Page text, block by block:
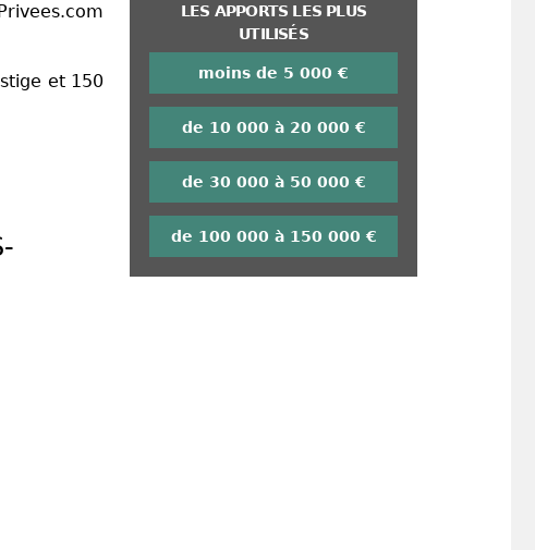
et 150
LES APPORTS LES PLUS
UTILISÉS
moins de 5 000 €
de 10 000 à 20 000 €
de 30 000 à 50 000 €
de 100 000 à 150 000 €